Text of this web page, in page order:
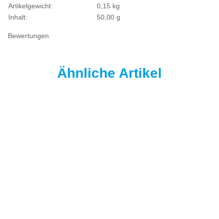
Artikelgewicht: 0,15 kg
Inhalt:
50,00 g
Bewertungen
Ähnliche Artikel